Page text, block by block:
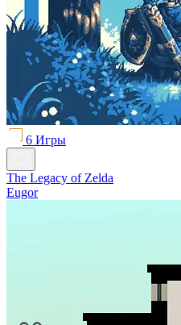
6 Игры
The Legacy of Zelda
Eugor